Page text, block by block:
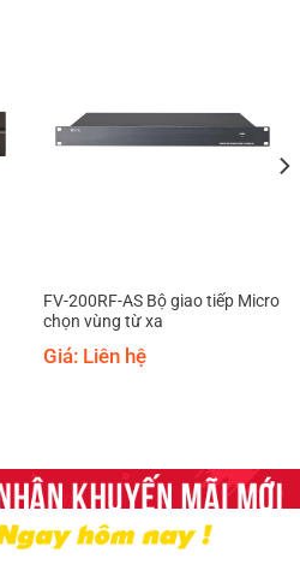
FV-200RF-AS Bộ giao tiếp Micro
chọn vùng từ xa
Giá: Liên hệ